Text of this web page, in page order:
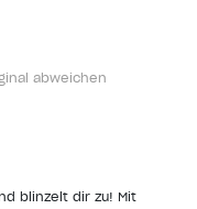
abweichen
blinzelt dir zu! Mit